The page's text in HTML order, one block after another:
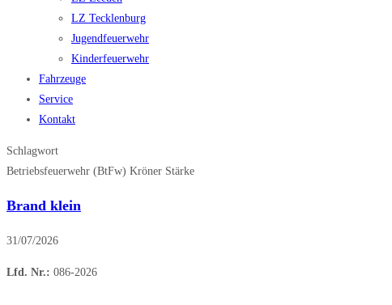
LZ Tecklenburg
Jugendfeuerwehr
Kinderfeuerwehr
Fahrzeuge
Service
Kontakt
Schlagwort
Betriebsfeuerwehr (BtFw) Kröner Stärke
Brand klein
31/07/2026
Lfd. Nr.: 086-2026